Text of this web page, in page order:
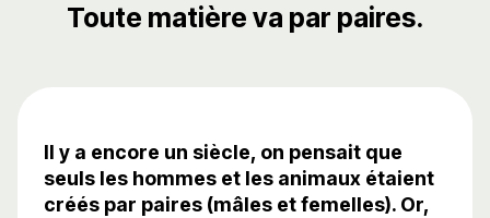
Toute matière va par paires.
Il y a encore un siècle, on pensait que
seuls les hommes et les animaux étaient
créés par paires (mâles et femelles). Or,